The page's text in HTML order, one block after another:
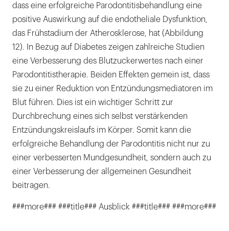
dass eine erfolgreiche Parodontitisbehandlung eine
positive Auswirkung auf die endotheliale Dysfunktion,
das Frühstadium der Atherosklerose, hat (Abbildung
12). In Bezug auf Diabetes zeigen zahlreiche Studien
eine Verbesserung des Blutzuckerwertes nach einer
Parodontitistherapie. Beiden Effekten gemein ist, dass
sie zu einer Reduktion von Entzündungsmediatoren im
Blut führen. Dies ist ein wichtiger Schritt zur
Durchbrechung eines sich selbst verstärkenden
Entzündungskreislaufs im Körper. Somit kann die
erfolgreiche Behandlung der Parodontitis nicht nur zu
einer verbesserten Mundgesundheit, sondern auch zu
einer Verbesserung der allgemeinen Gesundheit
beitragen.
###more### ###title### Ausblick ###title### ###more###